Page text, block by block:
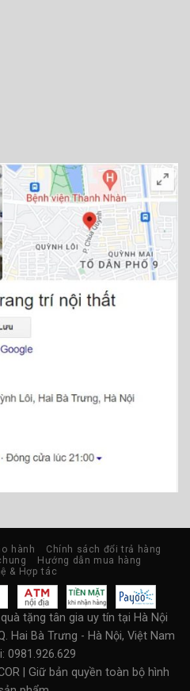
hành
Chính sách đổi trả hàng
Hướng dẫn mua hàng
& Hợp tác
tặng tân gia uy tín tại Hà Nội
Hai Bà Trưng - Hà Nội, Việt Nam
0981.926.629
| Giữ bản quyền toàn bộ hình